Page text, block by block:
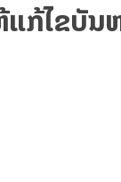
ກ້ໄຂບັນ